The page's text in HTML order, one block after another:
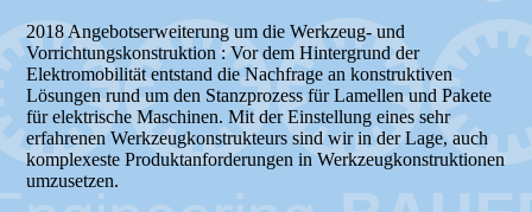
2018 Angebotserweiterung um die Werkzeug- und
Vorrichtungskonstruktion : Vor dem Hintergrund der
Elektromobilität entstand die Nachfrage an konstruktiven
Lösungen rund um den Stanzprozess für Lamellen und Pakete
für elektrische Maschinen. Mit der Einstellung eines sehr
erfahrenen Werkzeugkonstrukteurs sind wir in der Lage, auch
komplexeste Produktanforderungen in Werkzeugkonstruktionen
umzusetzen.